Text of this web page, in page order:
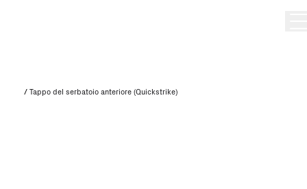
/ Tappo del serbatoio anteriore (Quickstrike)